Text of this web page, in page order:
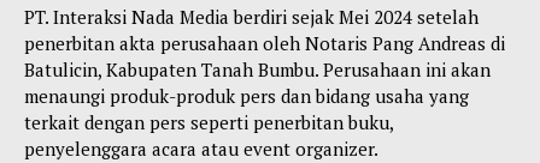
PT. Interaksi Nada Media berdiri sejak Mei 2024 setelah
penerbitan akta perusahaan oleh Notaris Pang Andreas di
Batulicin, Kabupaten Tanah Bumbu. Perusahaan ini akan
menaungi produk-produk pers dan bidang usaha yang
terkait dengan pers seperti penerbitan buku,
penyelenggara acara atau event organizer.